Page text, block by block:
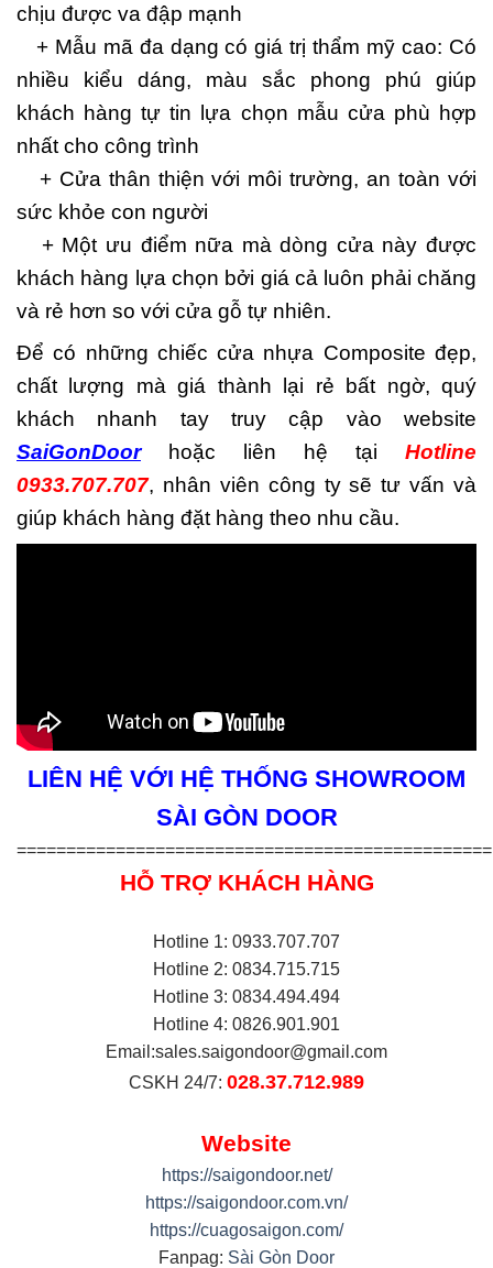
chịu được va đập mạnh
+ Mẫu mã đa dạng có giá trị thẩm mỹ cao: Có
nhiều kiểu dáng, màu sắc phong phú giúp
khách hàng tự tin lựa chọn mẫu cửa phù hợp
nhất cho công trình
+ Cửa thân thiện với môi trường, an toàn với
sức khỏe con người
+ Một ưu điểm nữa mà dòng cửa này được
khách hàng lựa chọn bởi giá cả luôn phải chăng
và rẻ hơn so với cửa gỗ tự nhiên.
Để có những chiếc cửa nhựa Composite đẹp,
chất lượng mà giá thành lại rẻ bất ngờ, quý
khách nhanh tay truy cập vào website
SaiGonDoorhoặc liên hệ tại Hotline
0933.707.707, nhân viên công ty sẽ tư vấn và
giúp khách hàng đặt hàng theo nhu cầu.
LIÊN HỆ VỚI HỆ THỐNG SHOWROOM
SÀI GÒN DOOR
================================================
HỖ TRỢ KHÁCH HÀNG
Hotline 1: 0933.707.707
Hotline 2: 0834.715.715
Hotline 3: 0834.494.494
Hotline 4: 0826.901.901
Email:sales.saigondoor@gmail.com
CSKH 24/7: 028.37.712.989
Website
https://saigondoor.net/
https://saigondoor.com.vn/
https://cuagosaigon.com/
Fanpag: Sài Gòn Door